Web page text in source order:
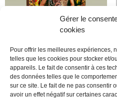
Gérer le
cookies
Pour offrir les meilleures expériences,
telles que les cookies pour stocker et/
appareils. Le fait de consentir à ces
des données telles que le
sur ce site. Le fait de ne pas consentir
avoir un effet négatif sur certaines
lacroix
Lire la suite